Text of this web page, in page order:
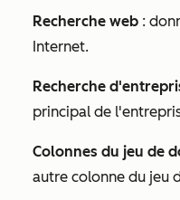
Recherche web :
Internet.
Recherche
principal de
Colonnes du jeu de
autre colonne du jeu